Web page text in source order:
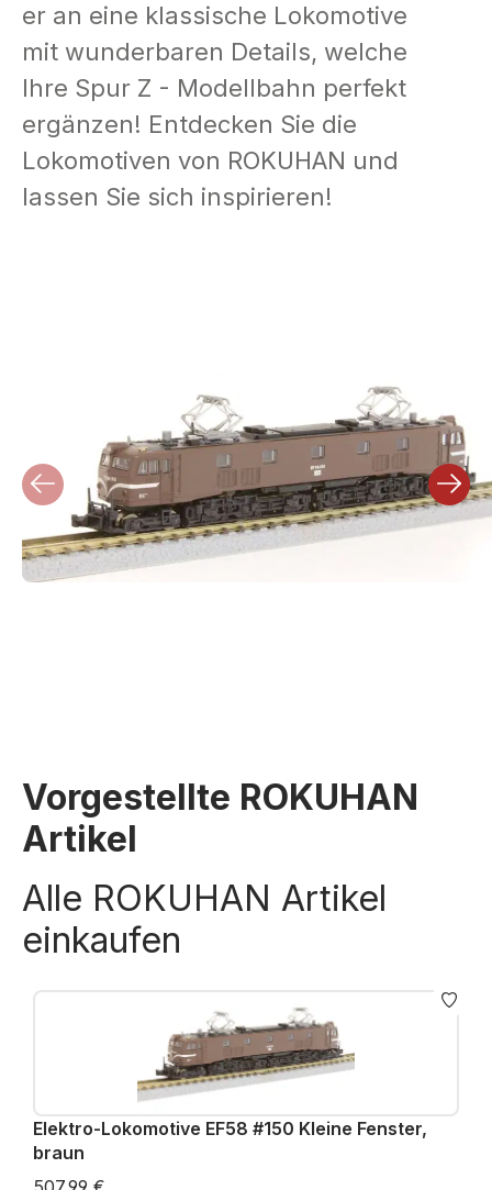
er an eine klassische Lokomotive
mit wunderbaren Details, welche
Ihre Spur Z - Modellbahn perfekt
ergänzen! Entdecken Sie die
Lokomotiven von ROKUHAN und
lassen Sie sich inspirieren!
Vorgestellte ROKUHAN
Artikel
Alle ROKUHAN Artikel
einkaufen
Elektro-Lokomotive EF58 #150 Kleine Fenster,
braun